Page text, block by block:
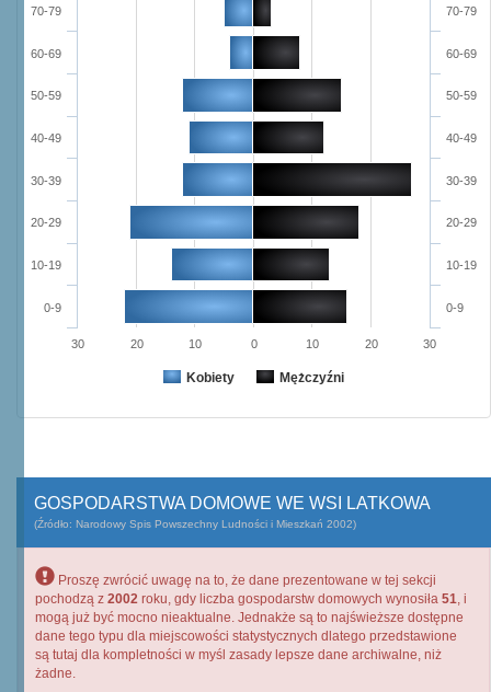
Kobiety Mężczyźni
0-9
10-19
20-29
30-39
40-49
50-59
60-69
70-79
0-9
10-19
20-29
30-39
40-49
50-59
60-69
70-79
30 20 10 0 10 20 30
GOSPODARSTWA DOMOWE WE WSI LATKOWA
(Źródło: Narodowy Spis Powszechny Ludności i Mieszkań 2002)
Proszę zwrócić uwagę na to, że dane prezentowane w tej sekcji
pochodzą z 2002 roku, gdy liczba gospodarstw domowych wynosiła 51, i
mogą już być mocno nieaktualne. Jednakże są to najświeższe dostępne
dane tego typu dla miejscowości statystycznych dlatego przedstawione
są tutaj dla kompletności w myśl zasady lepsze dane archiwalne, niż
żadne.